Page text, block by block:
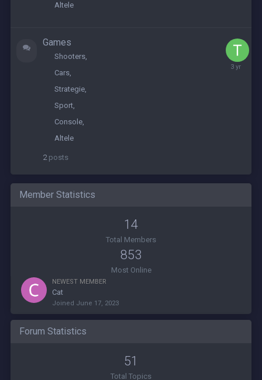
Altele
Games
Shooters
Cars
Strategie
Sport
Console
Altele
2 posts
June
Member Statistics
14
Total Members
853
Most Online
NEWEST MEMBER
Cat
Joined June 17, 2023
Forum Statistics
51
Total Topics